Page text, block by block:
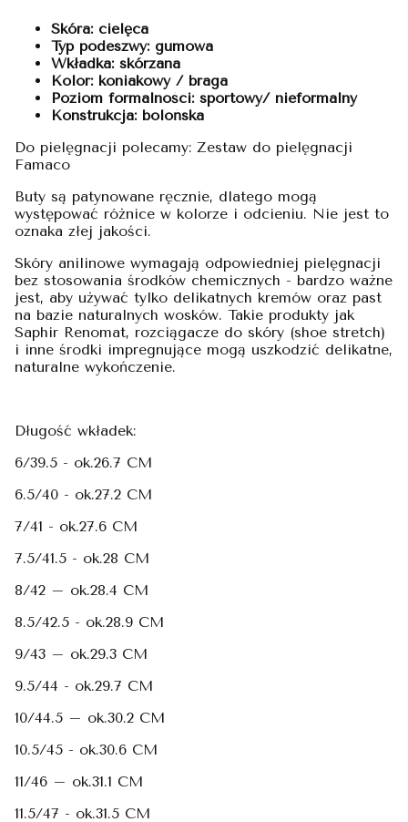
Skóra: cielęca
Typ podeszwy: gumowa
Wkładka: skórzana
Kolor: koniakowy / braga
Poziom formalności: sportowy/ nieformalny
Konstrukcja: bolońska
Do pielęgnacji polecamy: Zestaw do pielęgnacji
Famaco
Buty są patynowane ręcznie, dlatego mogą
występować różnice w kolorze i odcieniu. Nie jest to
oznaka złej jakości.
Skóry anilinowe wymagają odpowiedniej pielęgnacji
bez stosowania środków chemicznych - bardzo ważne
jest, aby używać tylko delikatnych kremów oraz past
na bazie naturalnych wosków. Takie produkty jak
Saphir Renomat, rozciągacze do skóry (shoe stretch)
i inne środki impregnujące mogą uszkodzić delikatne,
naturalne wykończenie.
Długość wkładek:
6/39.5 - ok.26.7 CM
6.5/40 - ok.27.2 CM
7/41 - ok.27.6 CM
7.5/41.5 - ok.28 CM
8/42 – ok.28.4 CM
8.5/42.5 - ok.28.9 CM
9/43 – ok.29.3 CM
9.5/44 - ok.29.7 CM
10/44.5 – ok.30.2 CM
10.5/45 - ok.30.6 CM
11/46 – ok.31.1 CM
11.5/47 - ok.31.5 CM